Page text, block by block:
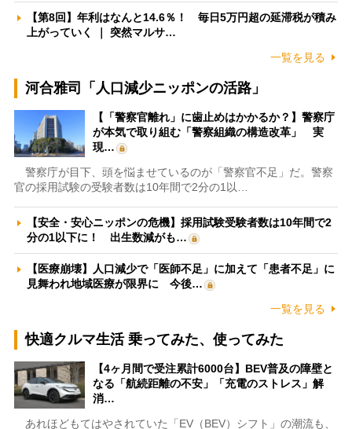
【第8回】年利はなんと14.6％！ 毎日5万円超の延滞税が積み
上がっていく ｜ 突然マルサ…
一覧を見る
河合雅司「人口減少ニッポンの活路」
【「警察官離れ」に歯止めはかかるか？】警察庁
が本気で取り組む「警察組織の構造改革」 実
現…
警察庁が目下、頭を悩ませているのが「警察官不足」だ。警察
官の採用試験の受験者数は10年間で2分の1以…
【安全・安心ニッポンの危機】採用試験受験者数は10年間で2
分の1以下に！ 出生数減がも…
【医療崩壊】人口減少で「医師不足」に加えて「患者不足」に
見舞われ地域医療が限界に 今後…
一覧を見る
快適クルマ生活 乗ってみた、使ってみた
【4ヶ月間で受注累計6000台】BEV普及の障壁と
なる「航続距離の不安」「充電のストレス」解
消…
あれほどもてはやされていた「EV（BEV）シフト」の潮流も、